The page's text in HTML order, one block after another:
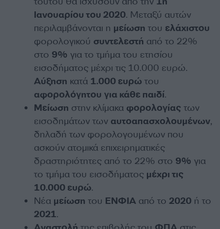
Ιανουαρίου του 2020. Μεταξύ αυτών
περιλαμβάνονται η μείωση του ελάχιστου
φορολογικού συντελεστή από το 22%
στο 9% για το τμήμα του ετησίου
εισοδήματος μέχρι τις 10.000 ευρώ.
Αύξηση κατά 1.000 ευρώ του
αφορολόγητου για κάθε παιδί.
Μείωση στην κλίμακα φορολογίας των
εισοδημάτων των αυτοαπασχολουμένων,
δηλαδή των φορολογουμένων που
ασκούν ατομικά επιχειρηματικές
δραστηριότητες από το 22% στο 9% για
το τμήμα του εισοδήματος μέχρι τις
10.000 ευρώ.
Νέα μείωση του ΕΝΦΙΑ από το 2020 ή το
2021.